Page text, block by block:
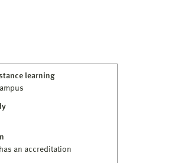
learning
an accreditation